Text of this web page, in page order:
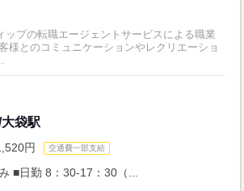
プの転職エージェントサービスによる職業
様とのコミュニケーションやレクリエーショ
袋駅
円 交通費一部支給
■日勤 8：30-17：30（...